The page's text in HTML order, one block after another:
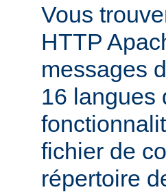
Vous
HTTP
messages
16 langues
fichier de
répertoire